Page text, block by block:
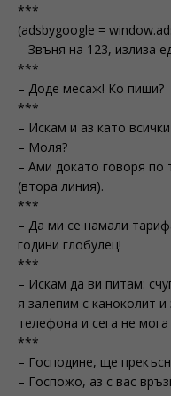
***
(adsbygoogle =
– Звъня на 123, излиза
***
– Доде месаж! Ко пиши?
***
– Искам и аз като
– Моля?
– Ами докато говоря по
(втора линия).
***
– Да ми се намали
години глобулец!
***
– Искам да ви питам:
я залепим с каноколит
телефона и сега не
***
– Господине, ще
– Госпожо, аз с вас